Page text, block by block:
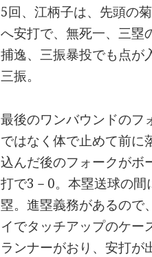
5回、江柄子は、先頭の
へ安打で、無死一、三塁
捕逸、三振暴投でも点が
三振。
最後のワンバウンドのフ
ではなく体で止めて前に
込んだ後のフォークがボ
打で3－0。本塁送球の
塁。進塁義務があるので
イでタッチアップのケー
ランナーがおり、安打が